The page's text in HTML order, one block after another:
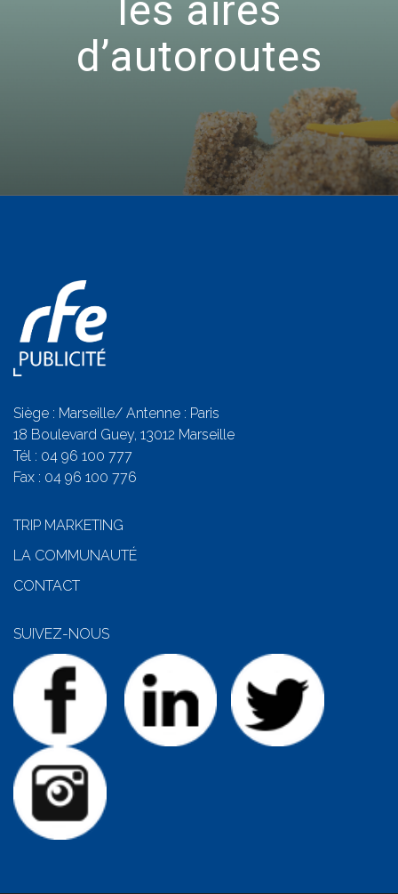
les aires
d’autoroutes
Siège : Marseille/ Antenne : Paris
18 Boulevard Guey, 13012 Marseille
Tél : 04 96 100 777
Fax : 04 96 100 776
TRIP MARKETING
LA COMMUNAUTÉ
CONTACT
SUIVEZ-NOUS